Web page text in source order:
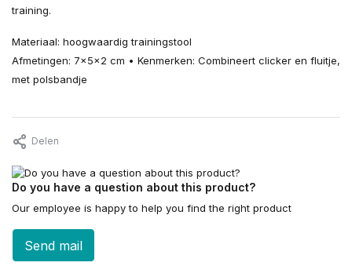
training.
Materiaal: hoogwaardig trainingstool
Afmetingen: 7x5x2 cm • Kenmerken: Combineert clicker en fluitje,
met polsbandje
Delen
Do you have a question about this product?
Our employee is happy to help you find the right product
Send mail